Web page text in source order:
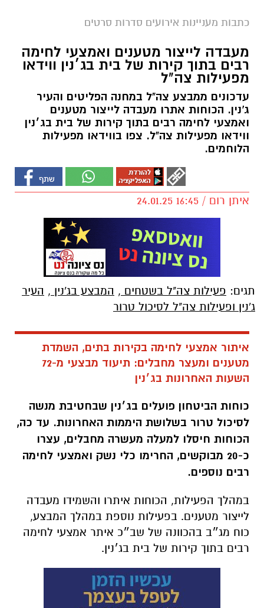
כתבות מעניינות אירועים סדרות סרטים
מעבדה לייצור מטענים ואמצעי לחימה
רבים בתוך קירות של בית בג׳נין ווידאו
מפעילות צה"ל
עדכונים ממבצע צה"ל במחנה הפליטים והעיר
ג'נין. הכוחות אתרו מעבדה לייצור מטענים
ואמצעי לחימה רבים בתוך קירות של בית בג׳נין
ווידאו מפעילות צה"ל. צפו בווידאו מפעילות
הלוחמים.
איתן רום / 16:45 24.01.25
תגים: פעילות צה"ל בשטחים , המבצע בג'נין , העיר
ג'נין ופעילות צה"ל לסיכול טרור
איתור אמצעי לחימה בקירות בתים, השמדת
מטענים ומעצר מחבלים: תיעוד מבצעי מ-72
השעות האחרונות בג׳נין
כוחות הביטחון פועלים בג׳נין שבחטיבת מנשה
לסיכול טרור בשלושת היממות האחרונות. עד כה,
הכוחות חיסלו למעלה מעשרה מחבלים, עצרו
כ-20 מבוקשים, החרימו כלי נשק ואמצעי לחימה
רבים נוספים.
במהלך הפעילות, הכוחות איתרו והשמידו מעבדה
לייצור מטענים. בפעילות נוספת במהלך המבצע,
כוח מג״ב בהכוונה של שב״כ איתר אמצעי לחימה
רבים בתוך קירות של בית בג׳נין.